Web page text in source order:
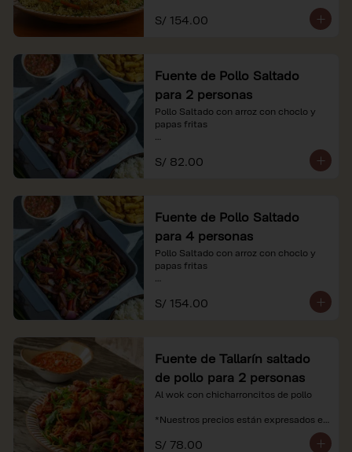
*Nuestros precios están expresados en
soles e incluyen impuestos de ley y
S/ 154.00
Fuente de Pollo Saltado
para 2 personas
Pollo Saltado con arroz con choclo y
papas fritas
*Nuestros precios están expresados en
soles e incluyen impuestos de ley y
S/ 82.00
Fuente de Pollo Saltado
para 4 personas
Pollo Saltado con arroz con choclo y
papas fritas
*Nuestros precios están expresados en
soles e incluyen impuestos de ley y
S/ 154.00
Fuente de Tallarín saltado
de pollo para 2 personas
Al wok con chicharroncitos de pollo
*Nuestros precios están expresados en
recargo al consumo.
S/ 78.00